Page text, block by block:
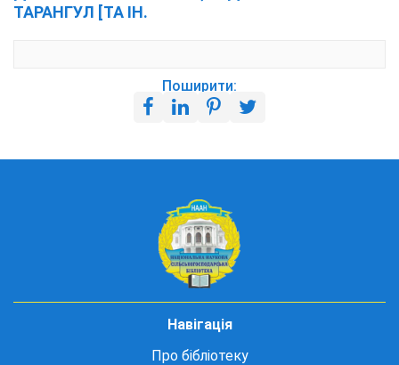
ТАРАНГУЛ [ТА ІН.
Поширити:
Навігація
Про бібліотеку